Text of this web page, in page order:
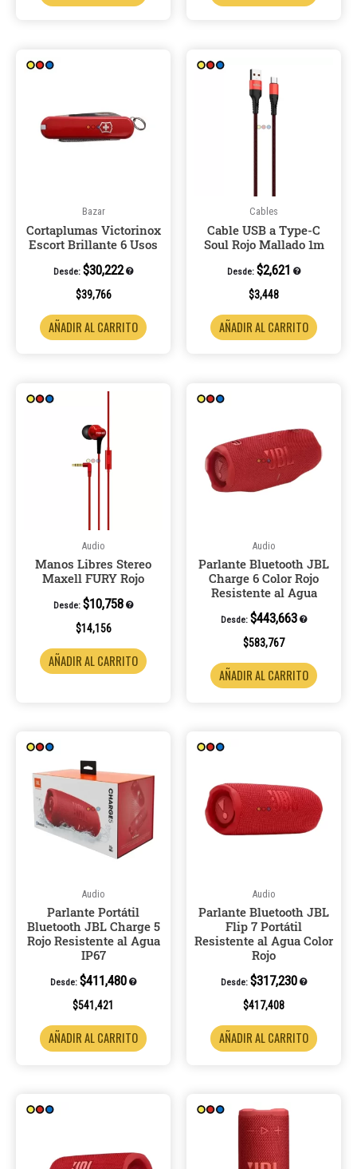
Bazar
Cortaplumas Victorinox
Escort Brillante 6 Usos
Desde: $30,222
$39,766
AÑADIR AL CARRITO
Cables
Cable USB a Type-C
Soul Rojo Mallado 1m
Desde: $2,621
$3,448
AÑADIR AL CARRITO
Audio
Manos Libres Stereo
Maxell FURY Rojo
Desde: $10,758
$14,156
AÑADIR AL CARRITO
Audio
Parlante Bluetooth JBL
Charge 6 Color Rojo
Resistente al Agua
Desde: $443,663
$583,767
AÑADIR AL CARRITO
Audio
Parlante Portátil
Bluetooth JBL Charge 5
Rojo Resistente al Agua
IP67
Desde: $411,480
$541,421
AÑADIR AL CARRITO
Audio
Parlante Bluetooth JBL
Flip 7 Portátil
Resistente al Agua Color
Rojo
Desde: $317,230
$417,408
AÑADIR AL CARRITO